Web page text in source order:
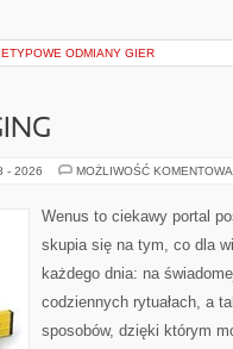
ODMIANY GIER
- 2026 MOŻLIWOŚĆ
Wenus to ciekawy portal
skupia się na tym, co dla
każdego dnia: na
codziennych rytuałach, a
sposobów, dzięki którym